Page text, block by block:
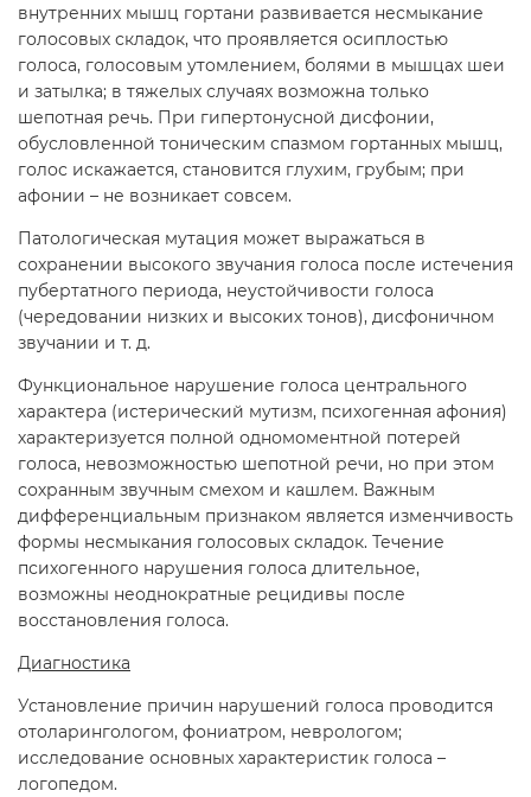
внутренних мышц гортани развивается несмыкание
голосовых складок, что проявляется осиплостью
голоса, голосовым утомлением, болями в мышцах шеи
и затылка; в тяжелых случаях возможна только
шепотная речь. При гипертонусной дисфонии,
обусловленной тоническим спазмом гортанных мышц,
голос искажается, становится глухим, грубым; при
афонии – не возникает совсем.
Патологическая мутация может выражаться в
сохранении высокого звучания голоса после истечения
пубертатного периода, неустойчивости голоса
(чередовании низких и высоких тонов), дисфоничном
звучании и т. д.
Функциональное нарушение голоса центрального
характера (истерический мутизм, психогенная афония)
характеризуется полной одномоментной потерей
голоса, невозможностью шепотной речи, но при этом
сохранным звучным смехом и кашлем. Важным
дифференциальным признаком является изменчивость
формы несмыкания голосовых складок. Течение
психогенного нарушения голоса длительное,
возможны неоднократные рецидивы после
восстановления голоса.
Диагностика
Установление причин нарушений голоса проводится
отоларингологом, фониатром, неврологом;
исследование основных характеристик голоса –
логопедом.